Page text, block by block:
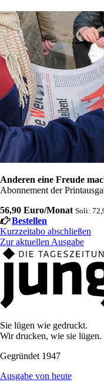
Anderen eine Freude
Abonnement der
56,90 Euro/Monat Soli:
Bestellen
Kurzzeitabo abschließen
Zur aktuellen Ausgabe
Sie lügen wie gedruckt.
Wir drucken, wie sie lügen.
Gegründet 1947
Ausgabe von heute